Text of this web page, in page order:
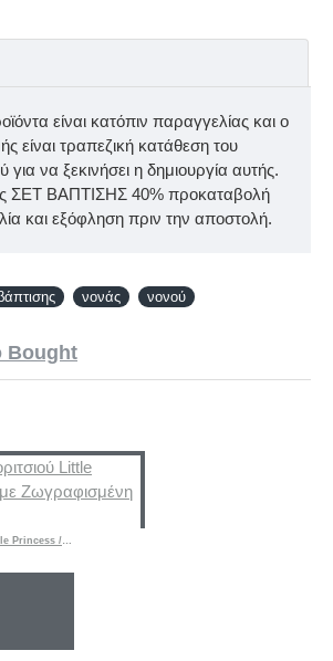
είναι κατόπιν παραγγελίας και ο
είναι τραπεζική κατάθεση του
να ξεκινήσει η δημιουργία αυτής.
ΣΕΤ ΒΑΠΤΙΣΗΣ 40% προκαταβολή
και εξόφληση πριν την αποστολή.
νονάς νονού
Bought